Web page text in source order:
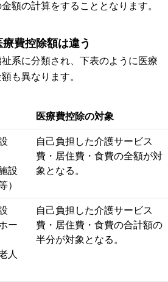
額の計算をすることとなります。
費控除額は違う
系に分類され、下表のように医療
も異なります。
医療費控除の対象
設
）
自己負担した介護サービス
費・居住費・食費の全額が対
象となる。
ー
人
自己負担した介護サービス
費・居住費・食費の合計額の
半分が対象となる。